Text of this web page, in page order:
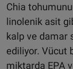
Chia
linolenik asit
kalp ve damar
ediliyor. Vücut
miktarda EPA